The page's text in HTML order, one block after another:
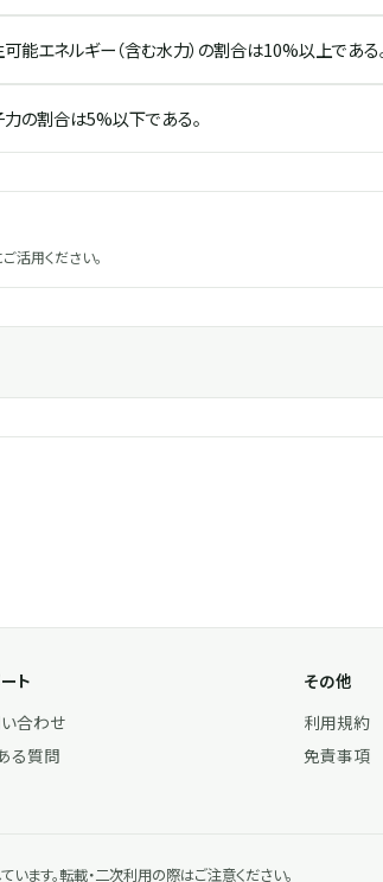
能エネルギー（含む水力）の割合は10%以上である
の割合は5%以下である。
活用ください。
ト
合わせ
る質問
その他
利用規約
免責事項
す。転載・二次利用の際はご注意ください。